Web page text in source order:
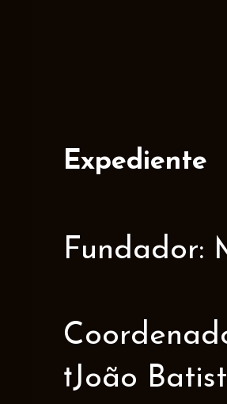
Expediente
Fundador:
†João